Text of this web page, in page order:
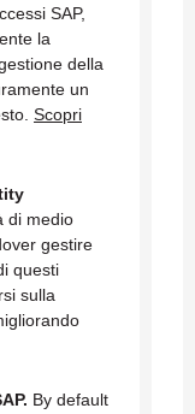
SAP,
la
della
un
Scopri
di medio
gestire
questi
sulla
By default